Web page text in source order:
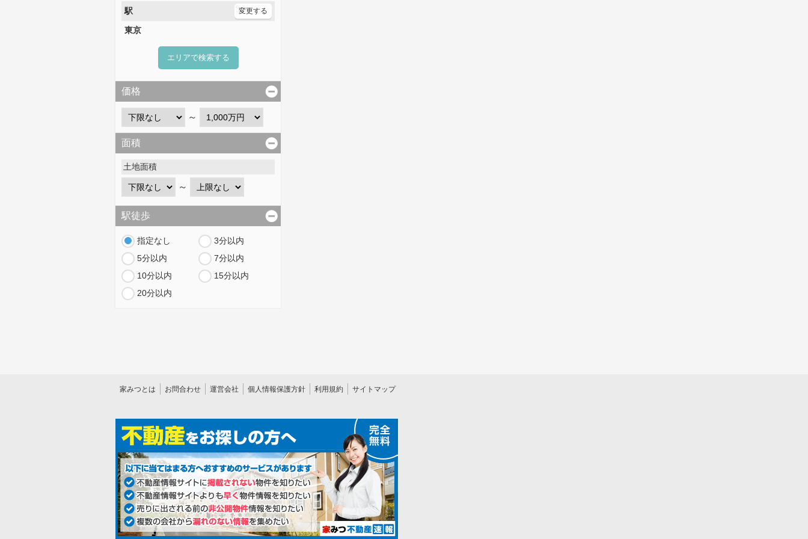
駅
変更する
東京
エリアで検索する
価格
～
面積
土地面積
～
駅徒歩
指定なし
3分以内
5分以内
7分以内
10分以内
15分以内
20分以内
家みつとは お問合わせ 運営会社 個人情報保護方針 利用規約 サイトマップ